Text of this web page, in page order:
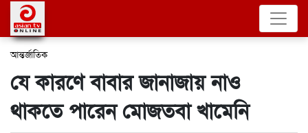
আন্তর্জাতিক
যে কারণে বাবার জানাজায় নাও
থাকতে পারেন মোজতবা খামেনি